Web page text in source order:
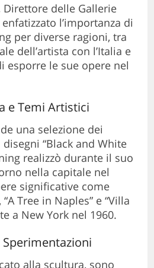
delle Gallerie
l’importanza di
per diverse ragioni, tra
dell’artista con l’Italia e
esporre le sue opere nel
e Temi Artistici
una selezione dei
“Black and White
realizzò durante il suo
nella capitale nel
significative come
Tree in Naples” e “Villa
a New York nel 1960.
alla scultura, sono